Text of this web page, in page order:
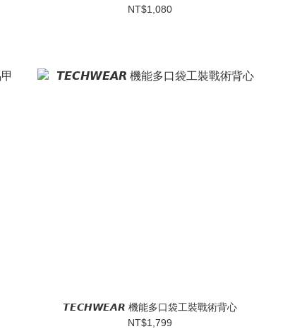
NT$1,080
𝙏𝙀𝘾𝙃𝙒𝙀𝘼𝙍 機能多口袋工裝戰術背心
NT$1,799